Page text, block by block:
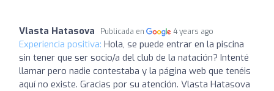
Vlasta Hatasova Publicada en 4 years ago
Experiencia positiva: Hola, se puede entrar en la piscina
sin tener que ser socio/a del club de la natación? Intenté
llamar pero nadie contestaba y la página web que tenéis
aquí no existe. Gracias por su atención. Vlasta Hatasova